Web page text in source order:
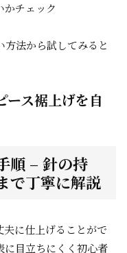
かチェック
法から試してみると
ース裾上げを自
順 – 針の持
で丁寧に解説
に仕上げることがで
に目立ちにくく初心者